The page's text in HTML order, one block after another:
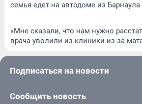
семья едет на автодоме из
«Мне сказали, что нам нужно
врача уволили из клиники из-за
Подписаться на новости
Сообщить новость